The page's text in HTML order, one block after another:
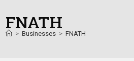
FNATH
> Businesses > FNATH